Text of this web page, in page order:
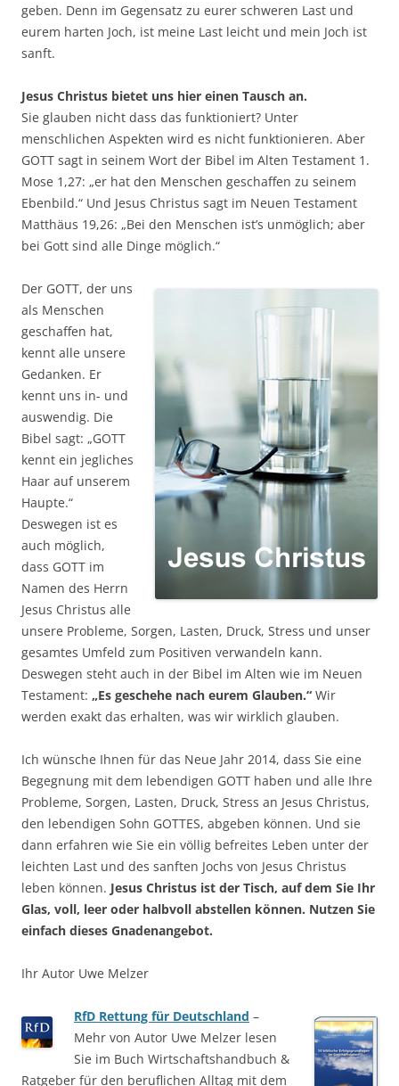
geben. Denn im Gegensatz zu eurer schweren Last und
eurem harten Joch, ist meine Last leicht und mein Joch ist
sanft.
Jesus Christus bietet uns hier einen Tausch an.
Sie glauben nicht dass das funktioniert? Unter
menschlichen Aspekten wird es nicht funktionieren. Aber
GOTT sagt in seinem Wort der Bibel im Alten Testament 1.
Mose 1,27: „er hat den Menschen geschaffen zu seinem
Ebenbild.“ Und Jesus Christus sagt im Neuen Testament
Matthäus 19,26: „Bei den Menschen ist’s unmöglich; aber
bei Gott sind alle Dinge möglich.“
Der GOTT, der uns
als Menschen
geschaffen hat,
kennt alle unsere
Gedanken. Er
kennt uns in- und
auswendig. Die
Bibel sagt: „GOTT
kennt ein jegliches
Haar auf unserem
Haupte.“
Deswegen ist es
auch möglich,
dass GOTT im
Namen des Herrn
Jesus Christus alle
unsere Probleme, Sorgen, Lasten, Druck, Stress und unser
gesamtes Umfeld zum Positiven verwandeln kann.
Deswegen steht auch in der Bibel im Alten wie im Neuen
Testament: „Es geschehe nach eurem Glauben.“ Wir
werden exakt das erhalten, was wir wirklich glauben.
Ich wünsche Ihnen für das Neue Jahr 2014, dass Sie eine
Begegnung mit dem lebendigen GOTT haben und alle Ihre
Probleme, Sorgen, Lasten, Druck, Stress an Jesus Christus,
den lebendigen Sohn GOTTES, abgeben können. Und sie
dann erfahren wie Sie ein völlig befreites Leben unter der
leichten Last und des sanften Jochs von Jesus Christus
leben können. Jesus Christus ist der Tisch, auf dem Sie Ihr
Glas, voll, leer oder halbvoll abstellen können. Nutzen Sie
einfach dieses Gnadenangebot.
Ihr Autor Uwe Melzer
RfD Rettung für Deutschland –
Mehr von Autor Uwe Melzer lesen
Sie im Buch Wirtschaftshandbuch &
Ratgeber für den beruflichen Alltag mit dem